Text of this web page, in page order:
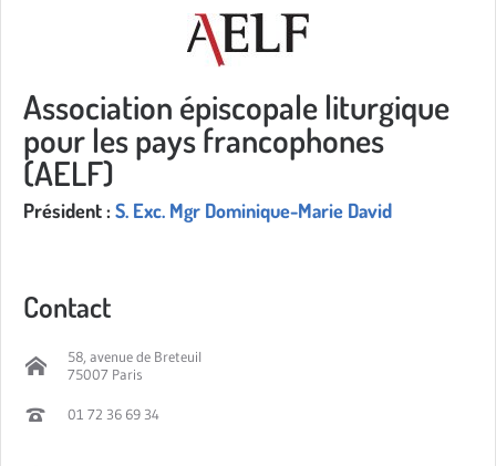
Association épiscopale liturgique
pour les pays francophones
(AELF)
Président :S. Exc. Mgr Dominique-Marie David
Contact
58, avenue de Breteuil
75007 Paris
01 72 36 69 34